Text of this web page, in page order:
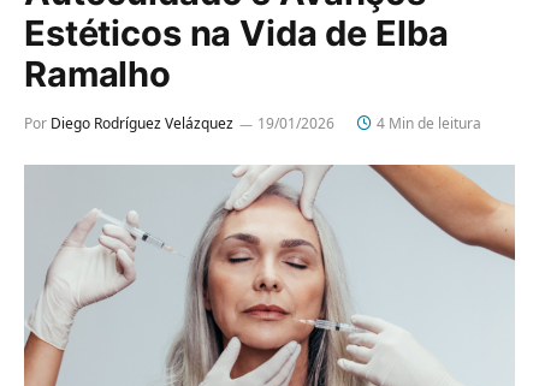
Estéticos na Vida de Elba
Ramalho
Por Diego Rodríguez Velázquez 19/01/2026 4 Min de leitura